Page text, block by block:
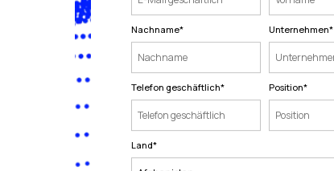
Nachname* Unternehmen*
Telefon geschäftlich* Position*
Land*